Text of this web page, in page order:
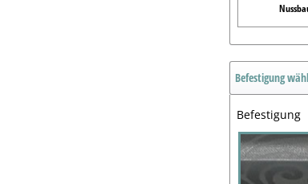
Befestigung
Befestigung